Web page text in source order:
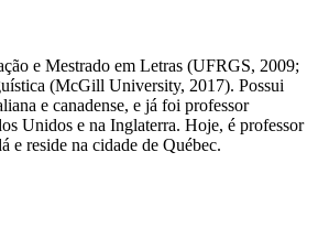
e Mestrado em Letras (UFRGS, 2009;
(McGill University, 2017). Possui
e canadense, e já foi professor
Unidos e na Inglaterra. Hoje, é professor
e reside na cidade de Québec.